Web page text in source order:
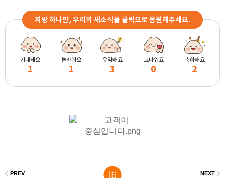
지방 하나만, 우리의 새소식을 클릭으로 응원해주세요.
기대돼요
1
놀라워요
1
유익해요
3
고마워요
0
축하해요
2